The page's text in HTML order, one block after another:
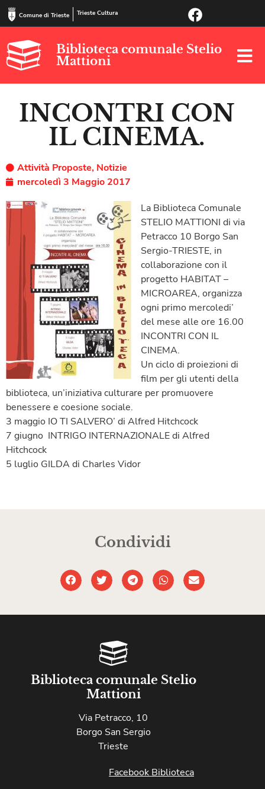
Comune di Trieste Trieste Cultura
Biblioteca comunale Stelio
Mattioni
INCONTRI CON
IL CINEMA.
Attività Proposte, Notizie
mercoledì 3 Maggio 2017
La Biblioteca Comunale
STELIO MATTIONI di via
Petracco 10 Borgo San
Sergio-TRIESTE, in
collaborazione con il
progetto HABITAT –
MICROAREA, organizza
ogni primo mercoledi’
del mese alle ore 16.00
INCONTRI CON IL
CINEMA.
Un ciclo di proiezioni di
film per gli utenti della
biblioteca, un’iniziativa culturare per promuovere
benessere e coesione sociale.
3 maggio IO TI SALVERO’ di Alfred Hitchcock
7 giugno INTRIGO INTERNAZIONALE di Alfred
Hitchcock
5 luglio GILDA di Charles Vidor
Condividi
Biblioteca comunale Stelio
Mattioni
Via Petracco, 10
Borgo San Sergio
Trieste
Facebook Biblioteca